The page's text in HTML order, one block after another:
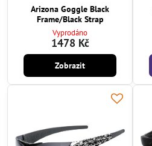
Arizona Goggle Black
Frame/Black Strap
Vyprodáno
1478 Kč
Zobrazit